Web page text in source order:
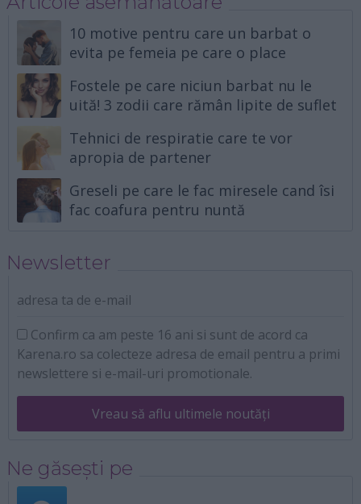
10 motive pentru care un barbat o
evita pe femeia pe care o place
Fostele pe care niciun barbat nu le
uită! 3 zodii care rămân lipite de suflet
Tehnici de respiratie care te vor
apropia de partener
Greseli pe care le fac miresele cand îsi
fac coafura pentru nuntă
Newsletter
adresa ta de e-mail
Confirm ca am peste 16 ani si sunt de acord ca
Karena.ro sa colecteze adresa de email pentru a primi
newslettere si e-mail-uri promotionale.
Vreau să aflu ultimele noutăți
Ne găsești pe